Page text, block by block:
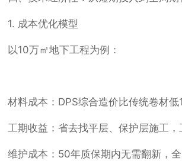
1. 成本优化模型
以10万㎡地下工程为例：
材料成本：DPS综合造价比传统卷材低
工期收益：省去找平层、保护层施工
维护成本：50年质保期内无需翻新，